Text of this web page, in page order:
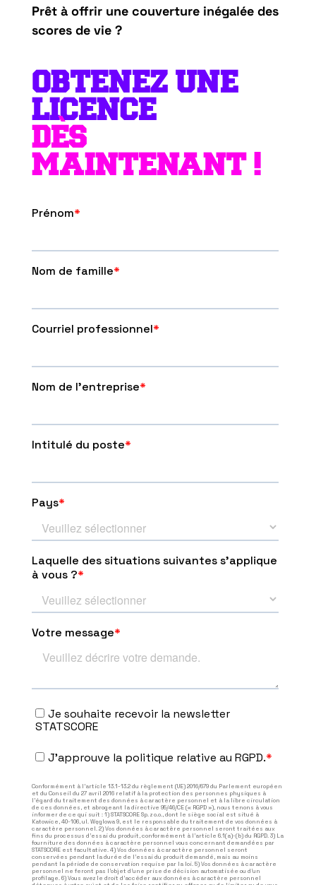
Prêt à offrir une couverture inégalée des
scores de vie ?
OBTENEZ UNE
LICENCE
DÈS
MAINTENANT !